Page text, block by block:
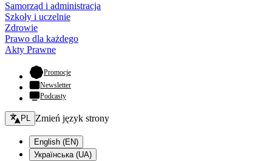
Samorząd i administracja
Szkoły i uczelnie
Zdrowie
Prawo dla każdego
Akty Prawne
Promocje- otwiera się w nowej karcie
Newsletter
Podcasty
Zmień język - bieżący:
PL Zmień język strony
English (EN)
Українська (UA)